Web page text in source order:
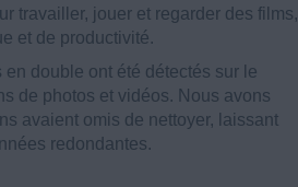
travailler, jouer et regarder des films,
et de productivité.
double ont été détectés sur le
de photos et vidéos. Nous avons
avaient omis de nettoyer, laissant
redondantes.